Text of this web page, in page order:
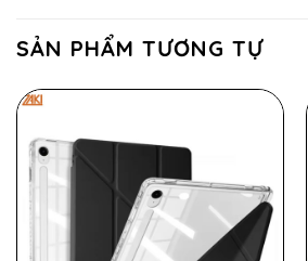
Tên sản phẩm: Bao da nam châm
Chất liệu: da PU, nam châm
Dòng máy tương thích: Galaxy Tab
Màu sắc: BLACK, GRAY, PINK, BLUE
SẢN PHẨM TƯƠNG TỰ